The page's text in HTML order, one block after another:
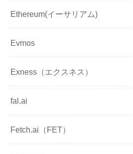
Ethereum(イーサリアム)
Evmos
Exness（エクスネス）
fal.ai
Fetch.ai（FET）